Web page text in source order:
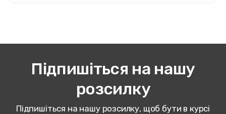
Підпишіться на нашу
розсилку
Підпишіться на нашу розсилку, щоб бути в курсі